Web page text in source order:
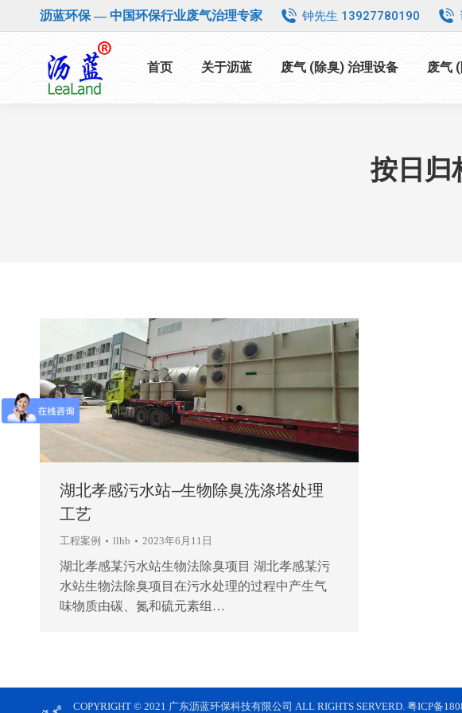
沥蓝环保 — 中国环保行业废气治理专家 钟先生 13927780190
首页 关于沥蓝 废气 (除臭) 治理设备 废气
按日归
湖北孝感污水站—生物除臭洗涤塔处理
工艺
工程案例 llhb 2023年6月11日
湖北孝感某污水站生物法除臭项目 湖北孝感某污
水站生物法除臭项目在污水处理的过程中产生气
味物质由碳、氮和硫元素组…
COPYRIGHT © 2021 广东沥蓝环保科技有限公司 ALL RIGHTS SERVERD. 粤ICP备